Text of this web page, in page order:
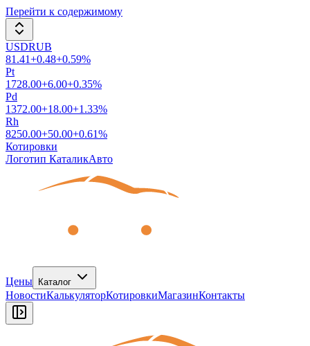
Перейти к содержимому
USDRUB
81.41+0.48+0.59%
Pt
1728.00+6.00+0.35%
Pd
1372.00+18.00+1.33%
Rh
8250.00+50.00+0.61%
Котировки
Логотип КаталикАвто
Цены Каталог
НовостиКалькуляторКотировкиМагазинКонтакты